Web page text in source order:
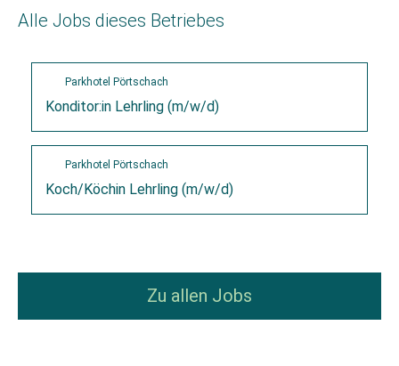
Alle Jobs dieses Betriebes
Parkhotel Pörtschach
Konditor:in Lehrling (m/w/d)
Parkhotel Pörtschach
Koch/Köchin Lehrling (m/w/d)
Zu allen Jobs